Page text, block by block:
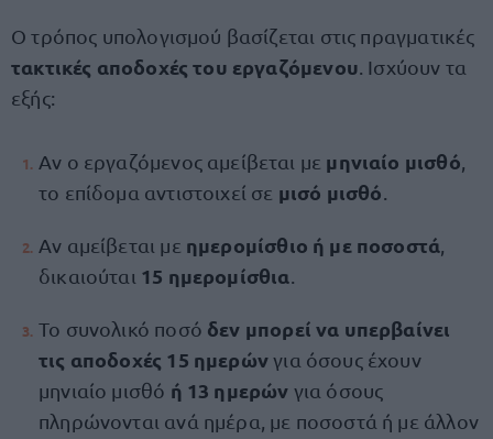
Ο τρόπος υπολογισμού βασίζεται στις πραγματικές
τακτικές αποδοχές του εργαζόμενου . Ισχύουν τα
εξής:
Αν ο εργαζόμενος αμείβεται με μηνιαίο μισθό
το επίδομα αντιστοιχεί σε μισό μισθό
Αν αμείβεται με ημερομίσθιο ή με ποσοστά
δικαιούται 15 ημερομίσθια
Το συνολικό ποσό δεν μπορεί να υπερβαίνει
τις αποδοχές 15 ημερώνγια όσους έχουν
μηνιαίο μισθό ή 13 ημερών για όσους
πληρώνονται ανά ημέρα, με ποσοστά ή με άλλον